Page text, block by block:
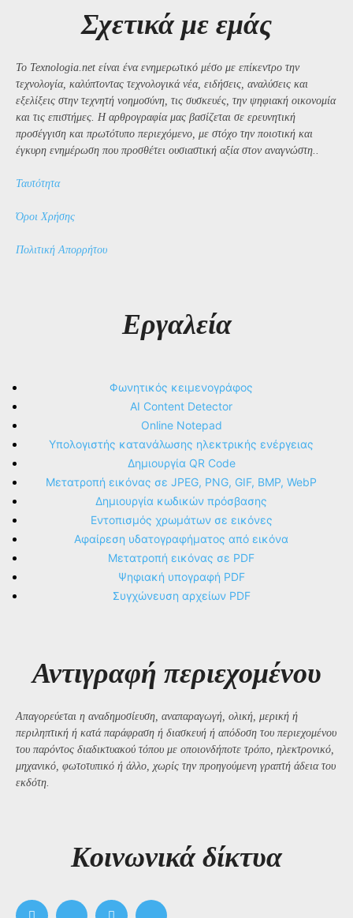
Σχετικά με εμάς
Το Texnologia.net είναι ένα ενημερωτικό μέσο με επίκεντρο την
τεχνολογία, καλύπτοντας τεχνολογικά νέα, ειδήσεις, αναλύσεις και
εξελίξεις στην τεχνητή νοημοσύνη, τις συσκευές, την ψηφιακή οικονομία
και τις επιστήμες. Η αρθρογραφία μας βασίζεται σε ερευνητική
προσέγγιση και πρωτότυπο περιεχόμενο, με στόχο την ποιοτική και
έγκυρη ενημέρωση που προσθέτει ουσιαστική αξία στον αναγνώστη..
Ταυτότητα
Όροι Χρήσης
Πολιτική Απορρήτου
Εργαλεία
Φωνητικός κειμενογράφος
AI Content Detector
Online Notepad
Υπολογιστής κατανάλωσης ηλεκτρικής ενέργειας
Δημιουργία QR Code
Μετατροπή εικόνας σε JPEG, PNG, GIF, BMP, WebP
Δημιουργία κωδικών πρόσβασης
Εντοπισμός χρωμάτων σε εικόνες
Αφαίρεση υδατογραφήματος από εικόνα
Μετατροπή εικόνας σε PDF
Ψηφιακή υπογραφή PDF
Συγχώνευση αρχείων PDF
Αντιγραφή περιεχομένου
Απαγορεύεται η αναδημοσίευση, αναπαραγωγή, ολική, μερική ή
περιληπτική ή κατά παράφραση ή διασκευή ή απόδοση του περιεχομένου
του παρόντος διαδικτυακού τόπου με οποιονδήποτε τρόπο, ηλεκτρονικό,
μηχανικό, φωτοτυπικό ή άλλο, χωρίς την προηγούμενη γραπτή άδεια του
εκδότη.
Kοινωνικά δίκτυα